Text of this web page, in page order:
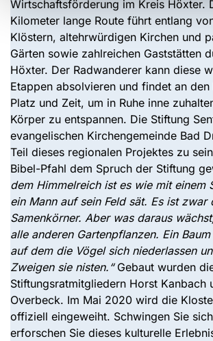
Wirtschaftsförderung im Kreis Höxter.
Kilometer lange Route führt entlang
Klöstern, altehrwürdigen Kirchen und
Gärten sowie zahlreichen Gaststätten
Höxter. Der Radwanderer kann diese
Etappen absolvieren und findet an
Platz und Zeit, um in Ruhe inne
Körper zu entspannen. Die Stiftung
evangelischen Kirchengemeinde Bad
Teil dieses regionalen Projektes zu
Bibel-Pfahl dem Spruch der Stiftung
dem Himmelreich ist es wie mit einem
ein Mann auf sein Feld sät. Es ist zwar
Samenkörner. Aber was daraus
alle anderen Gartenpflanzen. Ein
auf dem die Vögel sich niederlassen
Zweigen sie nisten.“Gebaut wurden
Stiftungsratmitgliedern Horst Kanbach
Overbeck. Im Mai 2020 wird die
offiziell eingeweiht. Schwingen Sie sich
erforschen Sie dieses kulturelle